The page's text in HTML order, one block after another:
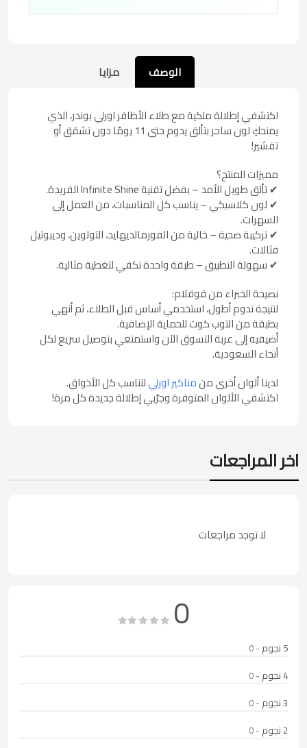
الوصف مزايا
اكتشفي إطلالة ملكية مع طلاء الأظافر اورلي بوندر، الذي
يمنحكِ لون ساحر بتألق يدوم حتى 11 يومًا دون تشقق أو
تقشير!
مميزات المنتج؟
✔ تألق طويل الأمد – بفضل تقنية Infinite Shine الفريدة.
✔ لون كلاسيكي – يناسب كل المناسبات، من العمل إلى
السهرات.
✔ تركيبة صحية – خالية من الفورمالديهايد، التولوين، وديبوتيل
فثالات.
✔ سهولة التطبيق – طبقة واحدة تكفي لتغطية مثالية.
نصيحة الخبراء من قوقلام:
لنتيجة تدوم أطول، استخدمي أساس قبل الطلاء، ثم أنهي
بطبقة من التوب كوت للحماية الإضافية.
أضيفيه إلى عربة التسوق الآن واستمتعي بتوصيل سريع لكل
أنحاء السعودية.
لدينا ألوان أخرى منمناكير اورليلتناسب كل الأذواق.
اكتشفي الألوان المتوفرة وجرّبي إطلالة جديدة كل مرة!
اخر المراجعات
لا توجد مراجعات
0
5 نجوم
- 0
4 نجوم
- 0
3 نجوم
- 0
2 نجوم
- 0